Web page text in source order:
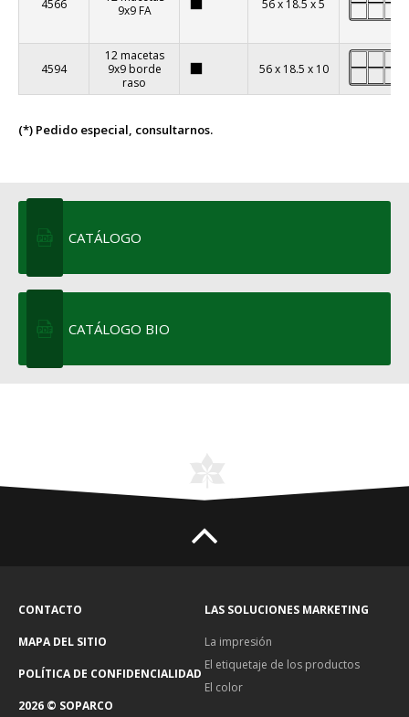
4566
9x9 FA
56 x 18.5 x 5
4594
12 macetas
9x9 borde
raso
56 x 18.5 x 10
(*) Pedido especial, consultarnos.
CATÁLOGO
CATÁLOGO BIO
CONTACTO
MAPA DEL SITIO
POLÍTICA DE CONFIDENCIALIDAD
2026 © SOPARCO
LAS SOLUCIONES MARKETING
La impresión
El etiquetaje de los productos
El color